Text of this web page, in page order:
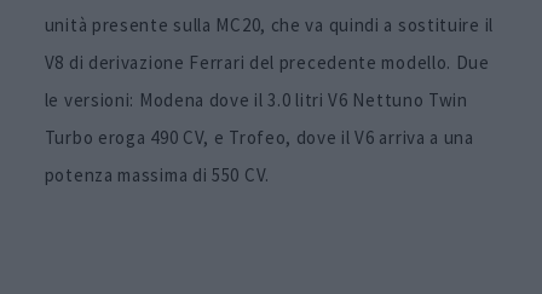
unità presente sulla MC20, che va quindi a sostituire il
V8 di derivazione Ferrari del precedente modello. Due
le versioni: Modena dove il 3.0 litri V6 Nettuno Twin
Turbo eroga 490 CV, e Trofeo, dove il V6 arriva a una
potenza massima di 550 CV.